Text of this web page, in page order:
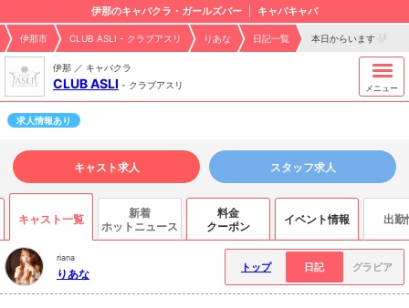
伊那のキャバクラ・ガールズバー キャバキャバ
伊那市 CLUB ASLI - クラブアスリ りあな 日記一覧 本日からいます🤍
伊那 ／ キャバクラ
CLUB ASLI - クラブアスリ メニュー
求人情報あり
キャスト求人 スタッフ求人
キャスト一覧
新着
ホットニュース
料金
クーポン
イベント情報 出勤
riana
りあな トップ 日記 グラビア